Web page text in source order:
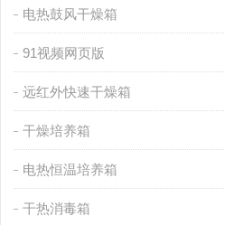
电热鼓风干燥箱
91视频网页版
远红外快速干燥箱
干燥培养箱
电热恒温培养箱
干热消毒箱